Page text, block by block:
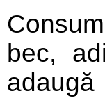
bec,